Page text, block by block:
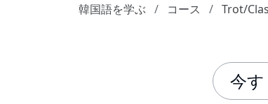
韓国語を学ぶ
コース Trot/
今